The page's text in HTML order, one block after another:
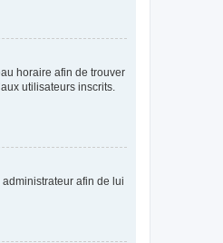
horaire afin de trouver
utilisateurs inscrits.
afin de lui